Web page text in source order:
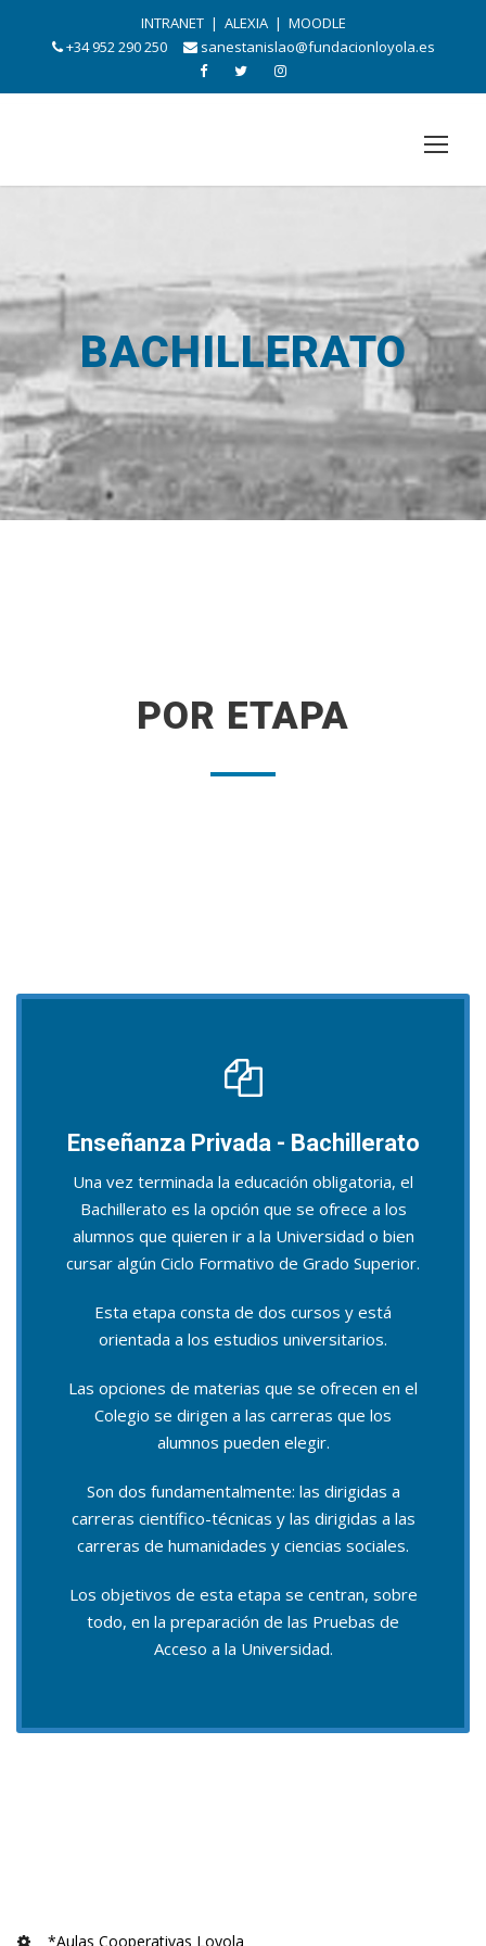
INTRANET| ALEXIA| MOODLE
+34 952 290 250
sanestanislao@fundacionloyola.es
BACHILLERATO
POR ETAPA
Enseñanza Privada - Bachillerato
Una vez terminada la educación obligatoria, el
Bachillerato es la opción que se ofrece a los
alumnos que quieren ir a la Universidad o bien
cursar algún Ciclo Formativo de Grado Superior.
Esta etapa consta de dos cursos y está
orientada a los estudios universitarios.
Las opciones de materias que se ofrecen en el
Colegio se dirigen a las carreras que los
alumnos pueden elegir.
Son dos fundamentalmente: las dirigidas a
carreras científico-técnicas y las dirigidas a las
carreras de humanidades y ciencias sociales.
Los objetivos de esta etapa se centran, sobre
todo, en la preparación de las Pruebas de
Acceso a la Universidad.
*Aulas Cooperativas Loyola